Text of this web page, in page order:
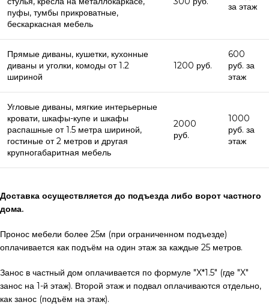
пуфы, тумбы прикроватные,
бескаркасная мебель
за этаж
Прямые диваны, кушетки, кухонные
диваны и уголки, комоды от 1.2
шириной
1200 руб.
600
руб. за
этаж
Угловые диваны, мягкие интерьерные
кровати, шкафы-купе и шкафы
распашные от 1.5 метра шириной,
гостиные от 2 метров и другая
крупногабаритная мебель
2000
руб.
1000
руб. за
этаж
Доставка осуществляется до подъезда либо ворот частного
дома.
Пронос мебели более 25м (при ограниченном подъезде)
оплачивается как подъём на один этаж за каждые 25 метров.
Занос в частный дом оплачивается по формуле "X*1.5" (где "X"
занос на 1-й этаж). Второй этаж и подвал оплачиваются отдельно,
как занос (подъём на этаж).